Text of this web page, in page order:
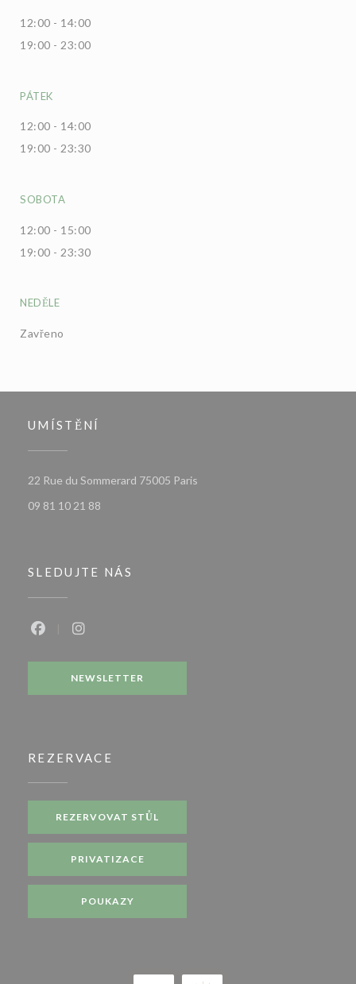
12:00 - 14:00
19:00 - 23:00
PÁTEK
12:00 - 14:00
19:00 - 23:30
SOBOTA
12:00 - 15:00
19:00 - 23:30
NEDĚLE
Zavřeno
UMÍSTĚNÍ
22 Rue du Sommerard 75005 Paris
09 81 10 21 88
SLEDUJTE NÁS
NEWSLETTER
REZERVACE
REZERVOVAT STŮL
PRIVATIZACE
POUKAZY